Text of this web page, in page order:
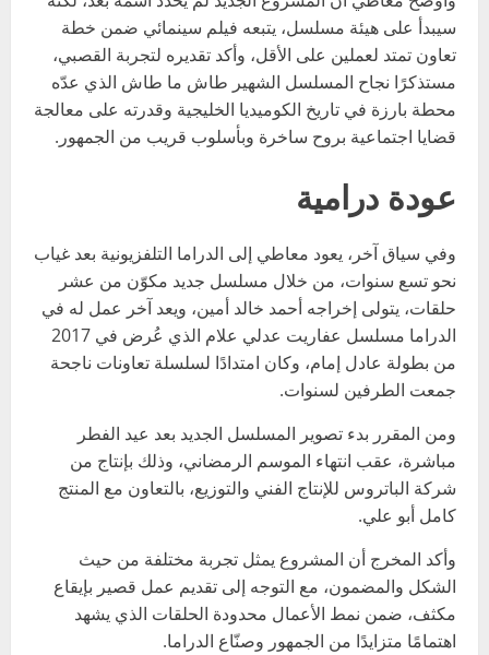
سيبدأ على هيئة مسلسل، يتبعه فيلم سينمائي ضمن خطة
تعاون تمتد لعملين على الأقل، وأكد تقديره لتجربة القصبي،
مستذكرًا نجاح المسلسل الشهير طاش ما طاش الذي عدّه
محطة بارزة في تاريخ الكوميديا الخليجية وقدرته على معالجة
قضايا اجتماعية بروح ساخرة وبأسلوب قريب من الجمهور.
عودة درامية
وفي سياق آخر، يعود معاطي إلى الدراما التلفزيونية بعد غياب
نحو تسع سنوات، من خلال مسلسل جديد مكوّن من عشر
حلقات، يتولى إخراجه أحمد خالد أمين، ويعد آخر عمل له في
الدراما مسلسل عفاريت عدلي علام الذي عُرض في 2017
من بطولة عادل إمام، وكان امتدادًا لسلسلة تعاونات ناجحة
جمعت الطرفين لسنوات.
ومن المقرر بدء تصوير المسلسل الجديد بعد عيد الفطر
مباشرة، عقب انتهاء الموسم الرمضاني، وذلك بإنتاج من
شركة الباتروس للإنتاج الفني والتوزيع، بالتعاون مع المنتج
كامل أبو علي.
وأكد المخرج أن المشروع يمثل تجربة مختلفة من حيث
الشكل والمضمون، مع التوجه إلى تقديم عمل قصير بإيقاع
مكثف، ضمن نمط الأعمال محدودة الحلقات الذي يشهد
اهتمامًا متزايدًا من الجمهور وصنّاع الدراما.